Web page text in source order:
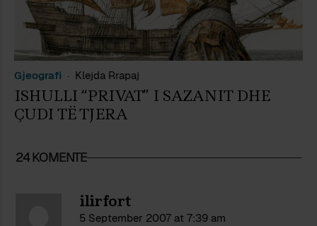
Gjeografi Klejda Rrapaj
ISHULLI “PRIVAT” I SAZANIT DHE
ÇUDI TË TJERA
24 KOMENTE
ilirfort
5 September 2007 at 7:39 am